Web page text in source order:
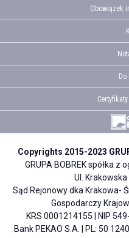
Obowiązek
Do
Copyrights 2015-2023
GRUPA BOBREK spółka
Ul.
Sąd Rejonowy dka Krakowa-
Gospodarczy
KRS 0001214155 | NIP
Bank PEKAO S.A. | PL: 50